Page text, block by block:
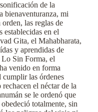
de la
bienaventuranza, mi
las reglas de
establecidas en el
Gita, el Mahabharata,
y aprendidas de
Sin Forma, el
venido en forma
cumplir las órdenes
el néctar de la
se le ordenó que
totalmente, sin